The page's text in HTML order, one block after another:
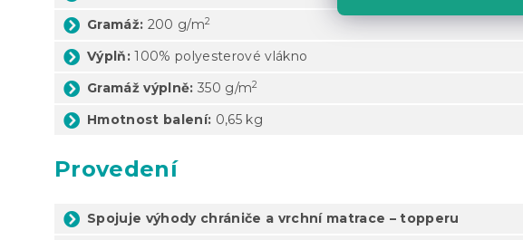
Gramáž: 200 g/m2
Výplň: 100% polyesterové vlákno
Gramáž výplně: 350 g/m2
Hmotnost balení: 0,65 kg
Provedení
Spojuje výhody chrániče a vrchní matrace – topperu